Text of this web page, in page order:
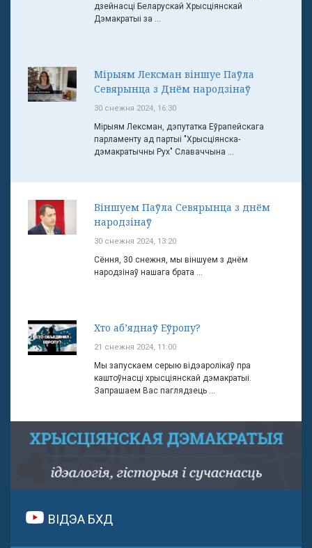
дзейнасці Беларускай Хрысціянскай
Дэмакратыі за ...
Мірыям Лексман віншуе Паўла
Севярынца з Днём народзінаў
30 снежня 2024, 16:30
Мірыям Лексман, дэпутатка Еўрапейскага
парламенту ад партыі "Хрысціянска-
дэмакратычны Рух" Славаччына ...
Віншуем Паўла Севярынца з днём
народзінаў
30 снежня 2024, 13:20
Сёння, 30 снежня, мы віншуем з днём
народзінаў нашага брата ...
Хто аб’яднаў Еўропу?
21 снежня 2024, 11:00
Мы запускаем серыю відэаролікаў пра
каштоўнасці хрысціянскай дэмакратыі.
Запрашаем Вас паглядзець ...
ВІДЭА БХД